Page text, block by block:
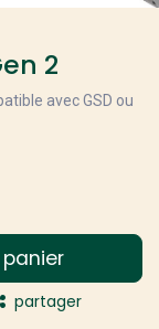
2
avec GSD ou
partager